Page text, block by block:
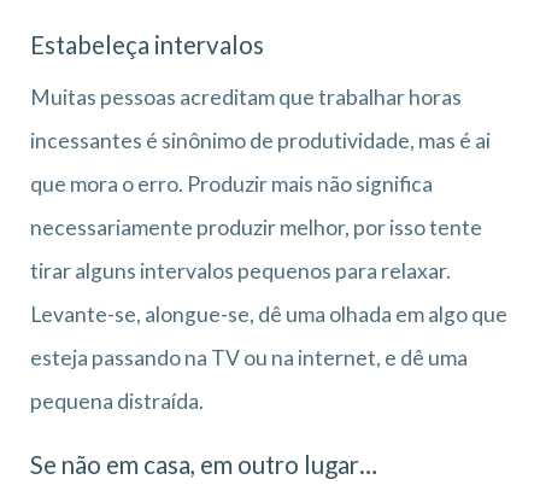
Estabeleça intervalos
Muitas pessoas acreditam que trabalhar horas
incessantes é sinônimo de produtividade, mas é ai
que mora o erro. Produzir mais não significa
necessariamente produzir melhor, por isso tente
tirar alguns intervalos pequenos para relaxar.
Levante-se, alongue-se, dê uma olhada em algo que
esteja passando na TV ou na internet, e dê uma
pequena distraída.
Se não em casa, em outro lugar…